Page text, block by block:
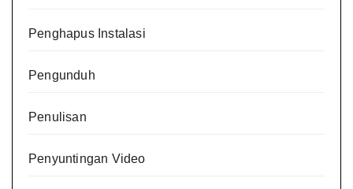
Penghapus Instalasi
Pengunduh
Penulisan
Penyuntingan Video